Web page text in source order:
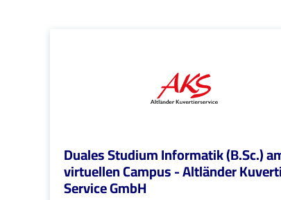
Duales Studium Informatik (B.Sc.)
virtuellen Campus - Altländer
Service GmbH